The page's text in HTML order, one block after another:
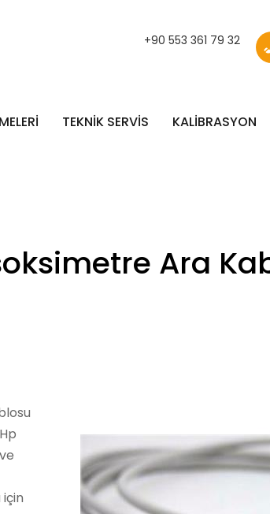
+90 553 361 79 32
TEKNİK SERVİS KALİBRASYON
Ara